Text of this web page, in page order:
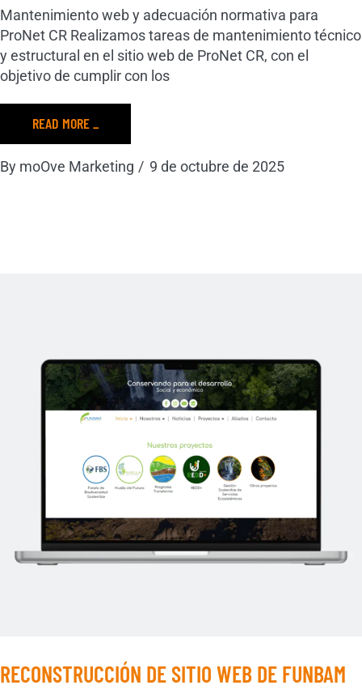
Mantenimiento web y adecuación normativa para
ProNet CR Realizamos tareas de mantenimiento técnico
y estructural en el sitio web de ProNet CR, con el
objetivo de cumplir con los
READ MORE _
By moOve Marketing 9 de octubre de 2025
RECONSTRUCCIÓN DE SITIO WEB DE FUNBAM